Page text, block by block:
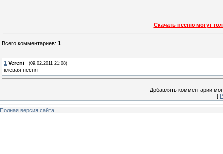
Скачать песню могут
Всего комментариев: 1
1 Vereni (09.02.2011 21:08)
клевая песня
Добавлять комментарии
[
Полная версия сайта